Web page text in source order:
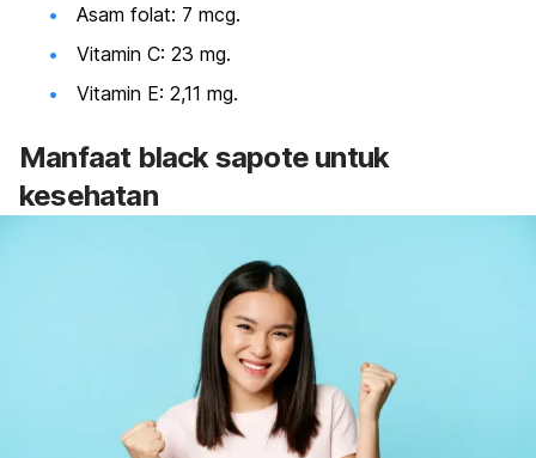
Asam folat: 7 mcg.
Vitamin C: 23 mg.
Vitamin E: 2,11 mg.
Manfaat black sapote untuk
kesehatan